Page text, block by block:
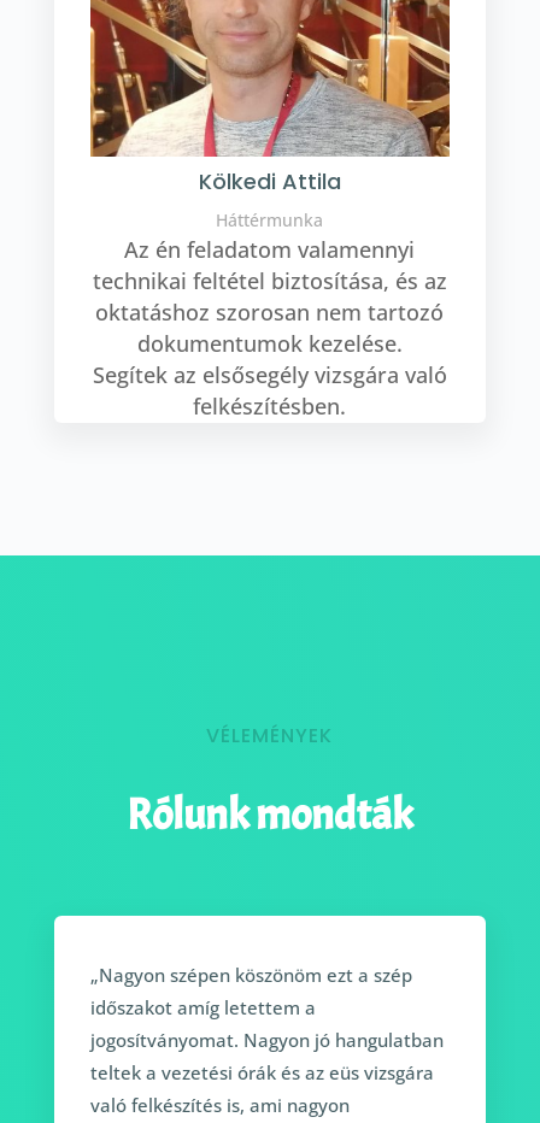
Kölkedi Attila
Háttérmunka
Az én feladatom valamennyi
technikai feltétel biztosítása, és az
oktatáshoz szorosan nem tartozó
dokumentumok kezelése.
Segítek az elsősegély vizsgára való
felkészítésben.
VÉLEMÉNYEK
Rólunk mondták
„Nagyon szépen köszönöm ezt a szép
időszakot amíg letettem a
jogosítványomat. Nagyon jó hangulatban
teltek a vezetési órák és az eüs vizsgára
való felkészítés is, ami nagyon